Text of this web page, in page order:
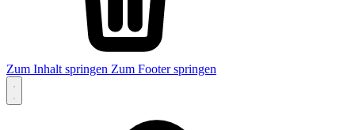
Zum Inhalt springen Zum Footer springen